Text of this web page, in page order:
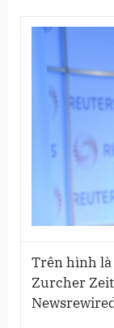
Trên hình là
Zurcher